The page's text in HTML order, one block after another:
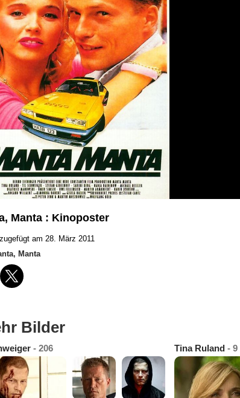
Manta : Kinoposter
am 28. März 2011
Manta
Bilder
- 206 Tina Ruland - 9